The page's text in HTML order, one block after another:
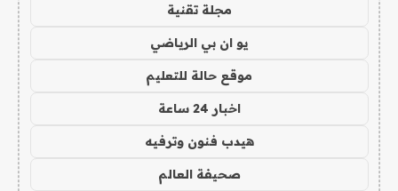
مجلة تقنية
يو ان بي الرياضي
موقع حالة للتعليم
اخبار 24 ساعة
هيدب فنون وترفيه
صحيفة العالم